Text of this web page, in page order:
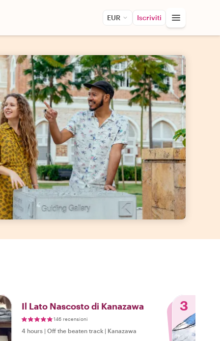
EUR Iscriviti
Il Lato Nascosto di Kanazawa
146 recensioni
4 hours | Off the beaten track | Kanazawa
3